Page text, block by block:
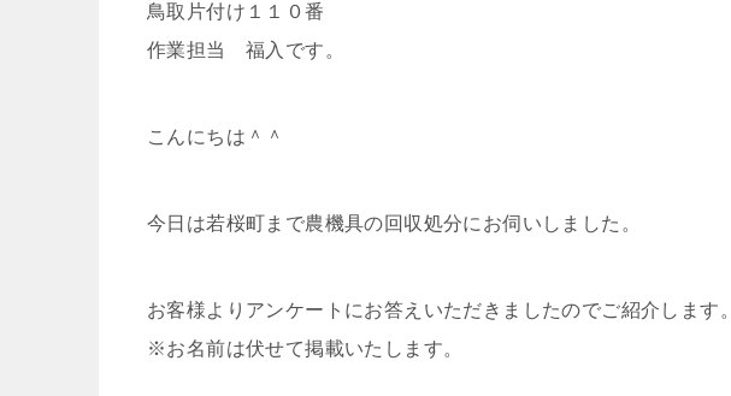
鳥取片付け１１０番
作業担当 福入です。
こんにちは＾＾
今日は若桜町まで農機具の回収処分にお伺いしました。
お客様よりアンケートにお答えいただきましたのでご紹介します。
※お名前は伏せて掲載いたします。